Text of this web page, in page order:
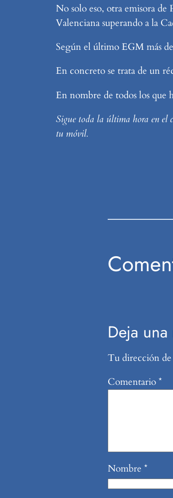
No solo eso, otra emisora de
Valenciana superando a la
Según el último EGM más
En concreto se trata de un
En nombre de todos los que
Sigue toda la última hora en el
tu móvil.
Deja una
Tu dirección de
Comentario*
Nombre *